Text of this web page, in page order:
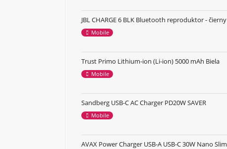
JBL CHARGE 6 BLK Bluetooth reproduktor - čierny
Mobile
Trust Primo Lithium-ion (Li-ion) 5000 mAh Biela
Mobile
Sandberg USB-C AC Charger PD20W SAVER
Mobile
AVAX Power Charger USB-A USB-C 30W Nano Slim